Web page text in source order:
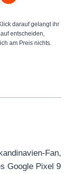
darauf gelangt ihr
entscheiden,
am Preis nichts.
Fan,
Google Pixel 9